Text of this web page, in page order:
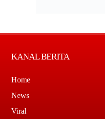
KANAL BERITA
Home
News
Viral